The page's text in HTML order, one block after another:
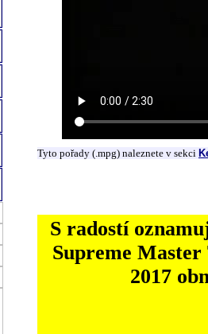
Tyto pořady (.mpg) naleznete v sekci
S radostí
Supreme
2017